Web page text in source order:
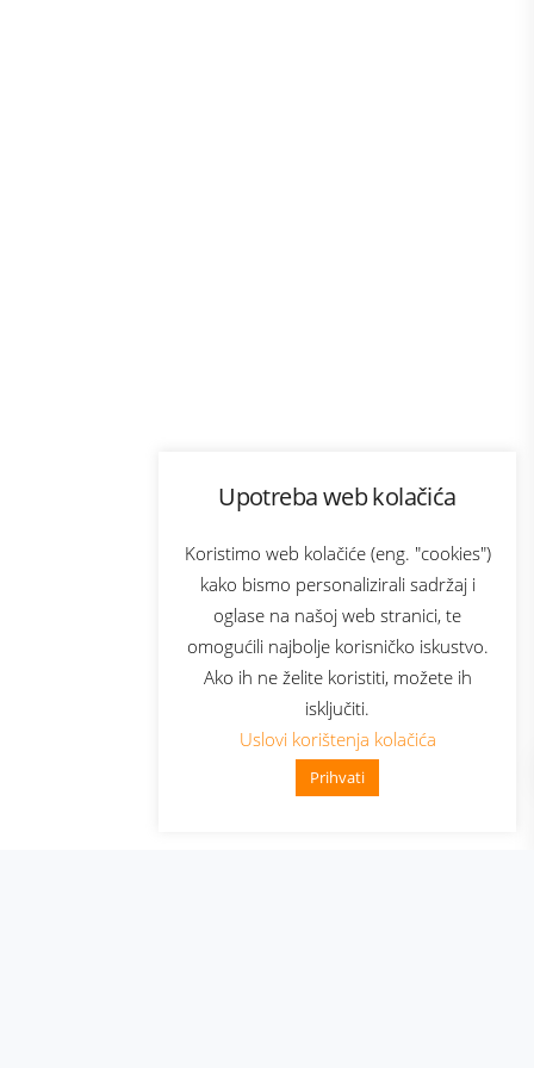
Upotreba web kolačića
Koristimo web kolačiće (eng. "cookies")
kako bismo personalizirali sadržaj i
oglase na našoj web stranici, te
omogućili najbolje korisničko iskustvo.
Ako ih ne želite koristiti, možete ih
isključiti.
Uslovi korištenja kolačića
Prihvati
👋 Zdravo, kako mogu pomoći
Bonus plus
Prijava za newsletter